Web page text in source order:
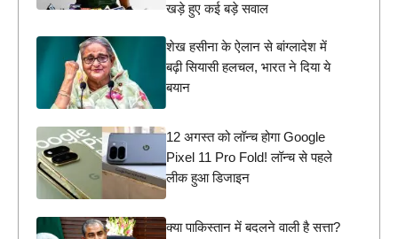
खड़े हुए कई बड़े सवाल
शेख हसीना के ऐलान से बांग्लादेश में
बढ़ी सियासी हलचल, भारत ने दिया ये
बयान
12 अगस्त को लॉन्च होगा Google
Pixel 11 Pro Fold! लॉन्च से पहले
लीक हुआ डिजाइन
क्या पाकिस्तान में बदलने वाली है सत्ता?